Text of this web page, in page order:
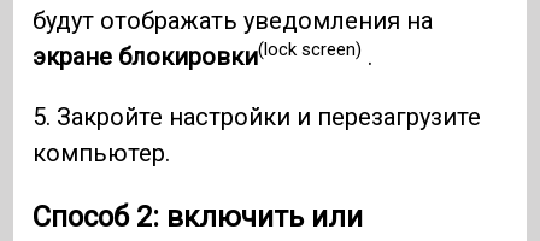
будут отображать уведомления на
экране блокировки(lock screen) .
5. Закройте настройки и перезагрузите
компьютер.
Способ 2: включить или